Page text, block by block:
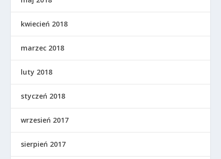
kwiecień 2018
marzec 2018
luty 2018
styczeń 2018
wrzesień 2017
sierpień 2017